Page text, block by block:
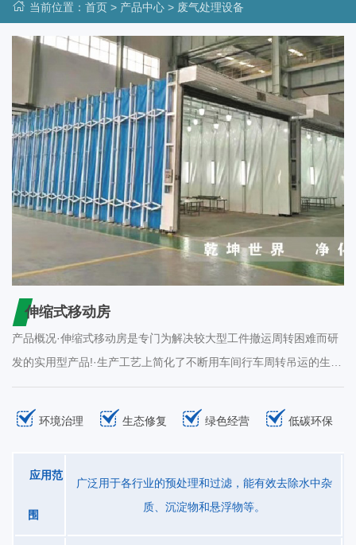
当前位置： 首页 > 产品中心 > 废气处理设备
伸缩式移动房
产品概况·伸缩式移动房是专门为解决较大型工件撤运周转困难而研
发的实用型产品!·生产工艺上简化了不断用车间行车周转吊运的生产
工序;·传动机构全方位润滑，大大延长伸缩房体使用寿命;·整体为框
架传动结构，每组框架间均有阻燃PVC不密封连接:·工作中伸缩移动
生产中的照度需要·可根据顾客的实际生产需要定做各种型号的非标
尺寸，目前工程实例已做到跨度25米，高度15米，伸缩长度100米:
环境治理 生态修复 绿色经营 低碳环保
应用范
围
广泛用于各行业的预处理和过滤，能有效去除水中杂
质、沉淀物和悬浮物等。